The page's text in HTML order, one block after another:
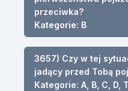
przeciwka?
Kategorie: B
3657) Czy w tej
jadący przed Tobą
Kategorie: A, B, C, D,